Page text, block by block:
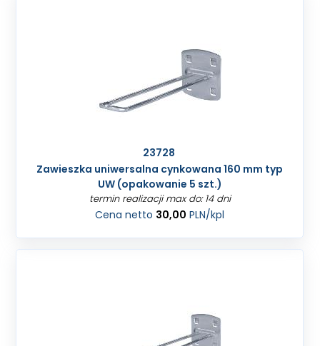
23728
Zawieszka uniwersalna cynkowana 160 mm typ
UW (opakowanie 5 szt.)
termin realizacji max do: 14 dni
Cena netto 30,00 PLN/kpl